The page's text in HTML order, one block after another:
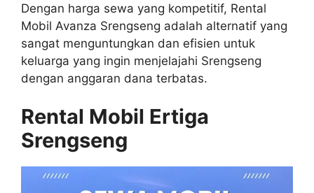
Dengan harga sewa yang kompetitif, Rental
Mobil Avanza Srengseng adalah alternatif yang
sangat menguntungkan dan efisien untuk
keluarga yang ingin menjelajahi Srengseng
dengan anggaran dana terbatas.
Rental Mobil Ertiga
Srengseng